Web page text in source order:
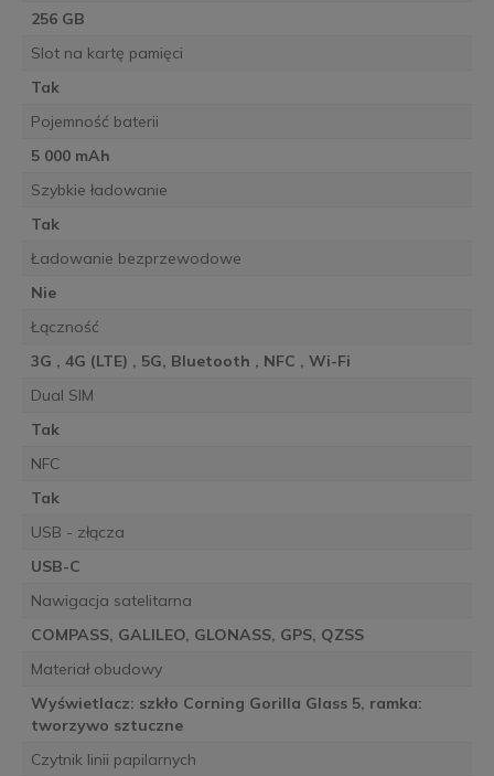
256 GB
Slot na kartę pamięci
Tak
Pojemność baterii
5 000 mAh
Szybkie ładowanie
Tak
Ładowanie bezprzewodowe
Nie
Łączność
3G , 4G (LTE) , 5G, Bluetooth , NFC , Wi-Fi
Dual SIM
Tak
NFC
Tak
USB - złącza
USB-C
Nawigacja satelitarna
COMPASS, GALILEO, GLONASS, GPS, QZSS
Materiał obudowy
Wyświetlacz: szkło Corning Gorilla Glass 5, ramka:
tworzywo sztuczne
Czytnik linii papilarnych